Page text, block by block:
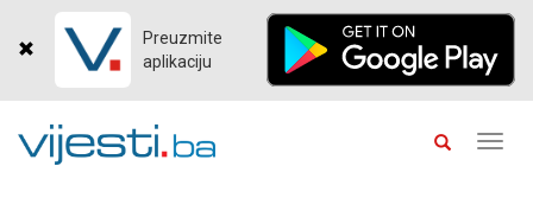
Preuzmite
aplikaciju